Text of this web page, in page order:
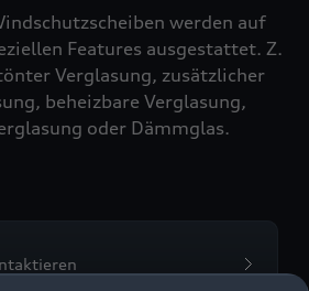
werden auf
Features ausgestattet. Z.
Verglasung, zusätzlicher
beheizbare Verglasung,
oder Dämmglas.